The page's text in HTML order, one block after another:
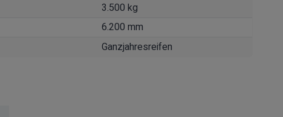
3.500 kg
6.200 mm
Ganzjahresreifen